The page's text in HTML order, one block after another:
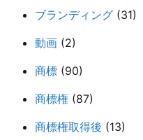
ブランディング (31)
動画 (2)
商標 (90)
商標権 (87)
商標権取得後 (13)